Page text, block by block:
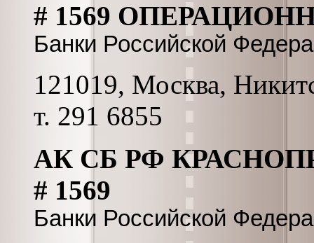
# 1569
Банки Российской
121019, Москва,
т. 291 6855
АК СБ РФ
# 1569
Банки Российской